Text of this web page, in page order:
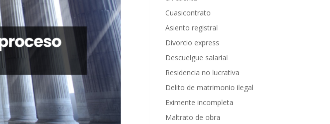
Cuasicontrato
Asiento registral
Divorcio express
Descuelgue salarial
Residencia no lucrativa
Delito de matrimonio ilegal
Eximente incompleta
Maltrato de obra